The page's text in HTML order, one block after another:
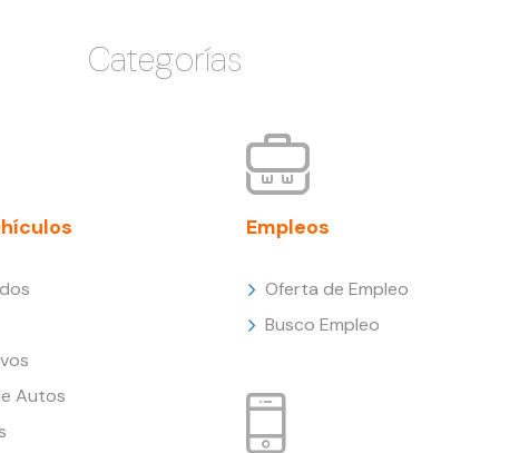
Categorías
Autos
Empleos
Oferta de Empleo
Busco Empleo